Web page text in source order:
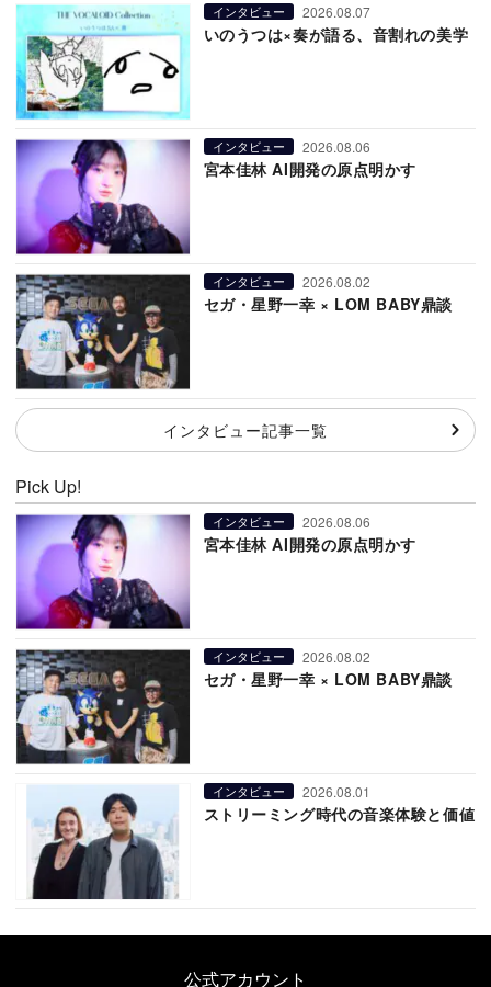
インタビュー 2026.08.07
いのうつは×奏が語る、音割れの美学
インタビュー 2026.08.06
宮本佳林 AI開発の原点明かす
インタビュー 2026.08.02
セガ・星野一幸 × LOM BABY鼎談
インタビュー記事一覧
Pick Up!
インタビュー 2026.08.06
宮本佳林 AI開発の原点明かす
インタビュー 2026.08.02
セガ・星野一幸 × LOM BABY鼎談
インタビュー 2026.08.01
ストリーミング時代の音楽体験と価値
公式アカウント